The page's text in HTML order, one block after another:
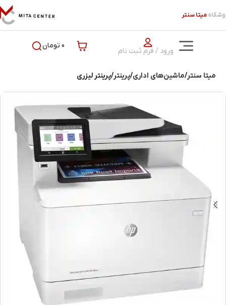
میتا سنتر
ورود / فرم ثبت نام
0 تومان
میتا سنتر ماشین‌های اداری پرینتر پرینتر لیزری